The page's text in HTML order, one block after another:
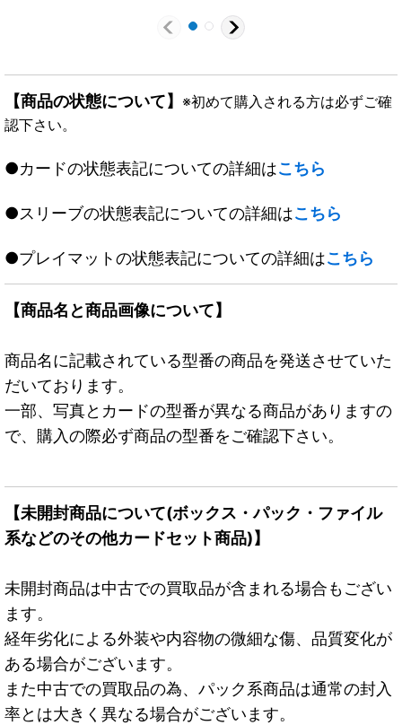
【商品の状態について】 ※初めて購入される方は必ずご確
認下さい。
●カードの状態表記についての詳細はこちら
●スリーブの状態表記についての詳細はこちら
●プレイマットの状態表記についての詳細はこちら
【商品名と商品画像について】
商品名に記載されている型番の商品を発送させていた
だいております。
一部、写真とカードの型番が異なる商品がありますの
で、購入の際必ず商品の型番をご確認下さい。
【未開封商品について(ボックス・パック・ファイル
系などのその他カードセット商品)】
未開封商品は中古での買取品が含まれる場合もござい
ます。
経年劣化による外装や内容物の微細な傷、品質変化が
ある場合がございます。
また中古での買取品の為、パック系商品は通常の封入
率とは大きく異なる場合がございます。